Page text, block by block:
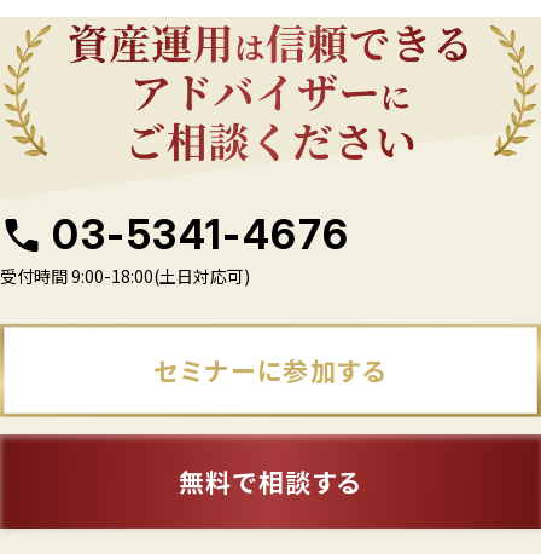
03-5341-4676
受付時間 9:00-18:00(土日対応可)
セミナーに参加する
無料で相談する